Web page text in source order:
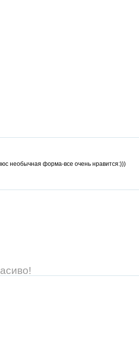
необычная форма-все очень нравится:)))